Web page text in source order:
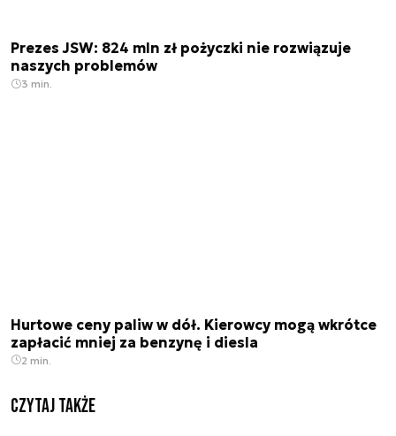
Prezes JSW: 824 mln zł pożyczki nie rozwiązuje
naszych problemów
3 min.
Hurtowe ceny paliw w dół. Kierowcy mogą wkrótce
zapłacić mniej za benzynę i diesla
2 min.
Czytaj także